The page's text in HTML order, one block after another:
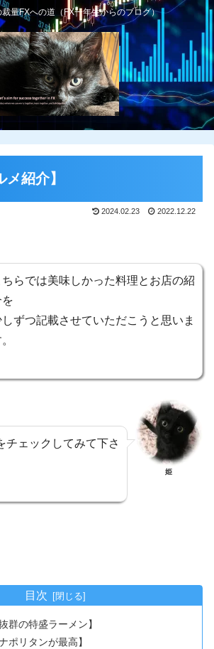
量FXへの道（FX一年生からのブログ）
メ紹介】
2024.02.23 2022.12.22
ちらでは美味しかった料理とお店の紹
しずつ記載させていただこうと思いま
チェックしてみて下さ
姫
目次
群の特盛ラーメン】
ポリタンが最高】